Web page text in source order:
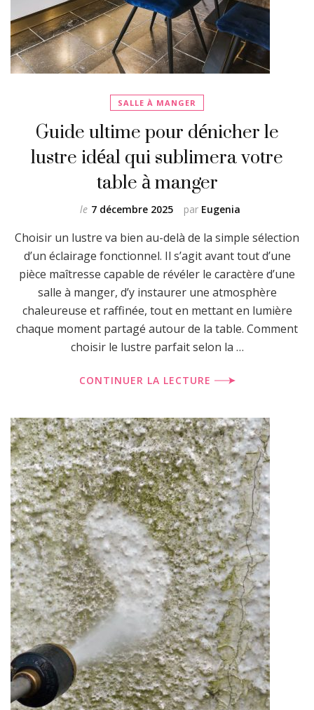
SALLE À MANGER
Guide ultime pour dénicher le
lustre idéal qui sublimera votre
table à manger
par Eugenia
le 7 décembre 2025
Choisir un lustre va bien au-delà de la simple sélection
d’un éclairage fonctionnel. Il s’agit avant tout d’une
pièce maîtresse capable de révéler le caractère d’une
salle à manger, d’y instaurer une atmosphère
chaleureuse et raffinée, tout en mettant en lumière
chaque moment partagé autour de la table. Comment
choisir le lustre parfait selon la …
CONTINUER LA LECTURE